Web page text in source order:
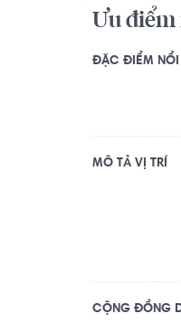
Ưu
ĐẶC ĐIỂM NỔI
MÔ TẢ VỊ TRÍ
CỘNG ĐỒNG